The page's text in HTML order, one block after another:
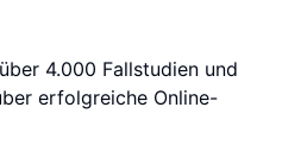
4.000 Fallstudien und
erfolgreiche Online-